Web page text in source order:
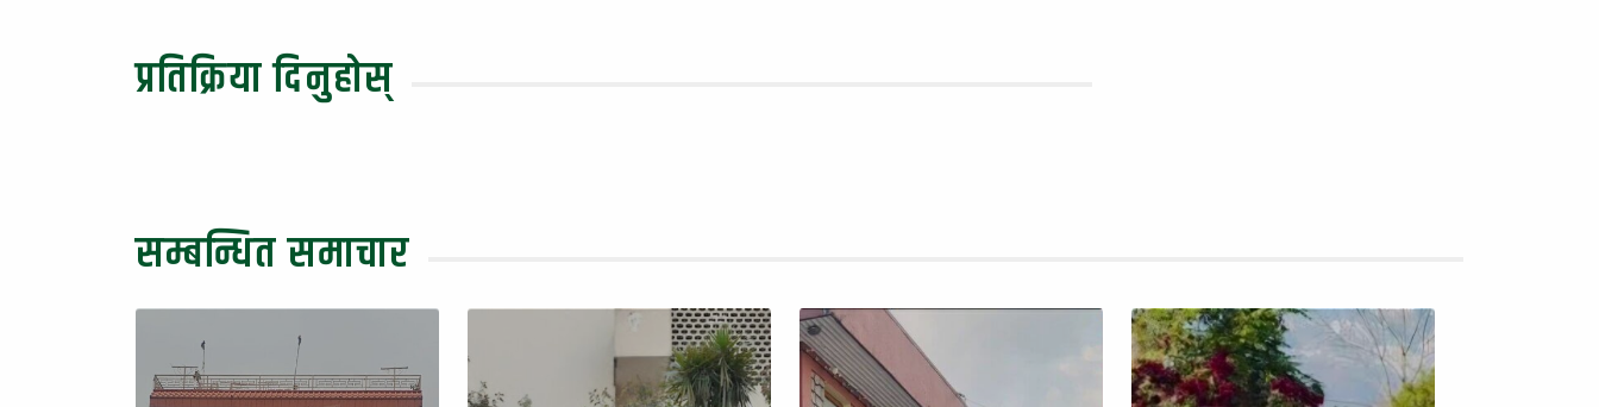
प्रतिक्रिया दिनुहोस्
सम्बन्धित समाचार